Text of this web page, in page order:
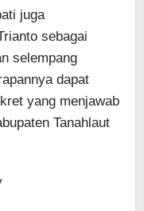
juga
sebagai
selempang
dapat
yang menjawab
Tanahlaut